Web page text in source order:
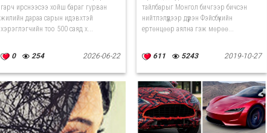
гарч ирснээсээ хойш бараг гурван
жилийн дараа сарын идэвхтэй
хэрэглэгчийн тоо 500 саяд х...
0 254 2026-06-22
тайлбарыг Монгол бичгээр бичсэн
нийтлэлүүдээр дүүрэн Фэйсбүүкийн
ертөнцөөр аялна гэж мөрөө...
611 5243 2019-10-27